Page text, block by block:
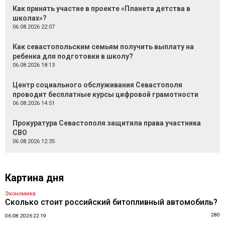
Как принять участие в проекте «Планета детства в
школах»?
06.08.2026 22:07
Как севастопольским семьям получить выплату на
ребенка для подготовки в школу?
06.08.2026 18:13
Центр социального обслуживания Севастополя
проводит бесплатные курсы цифровой грамотности
06.08.2026 14:51
Прокуратура Севастополя защитила права участника
СВО
06.08.2026 12:35
Картина дня
Экономика
Сколько стоит российский битопливный автомобиль?
06.08.2026 22:19 280